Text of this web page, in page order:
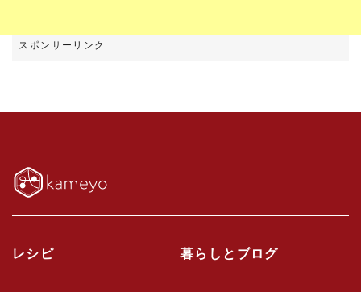
レシピ 暮らしとブログ